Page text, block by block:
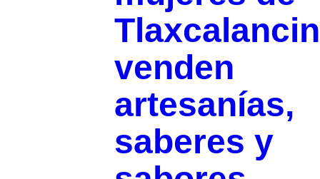
venden
artesanías,
saberes y